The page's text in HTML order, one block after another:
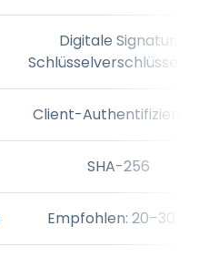
Digitale Signatur,
Client-
SHA-256
Empfohlen: 20–30 %